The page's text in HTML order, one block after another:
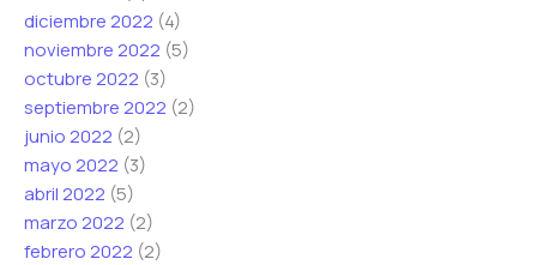
diciembre 2022 (4)
noviembre 2022 (5)
octubre 2022 (3)
septiembre 2022 (2)
junio 2022 (2)
mayo 2022 (3)
abril 2022 (5)
marzo 2022 (2)
febrero 2022 (2)